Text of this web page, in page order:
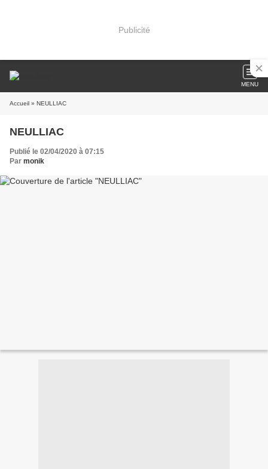
Publicité
MENU
Accueil » NEULLIAC
NEULLIAC
Publié le 02/04/2020 à 07:15
Par monik